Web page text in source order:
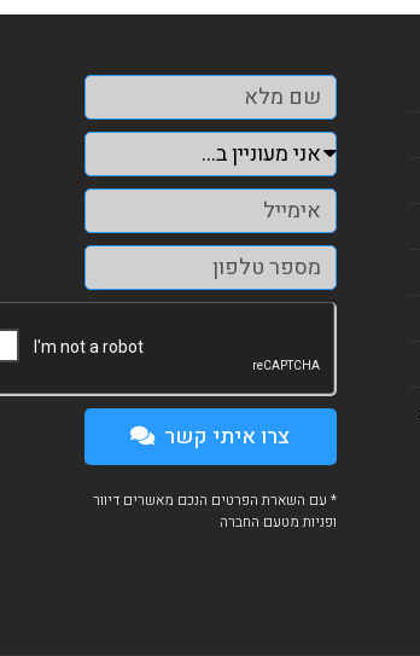
צרו איתי קשר
* עם השארת הפרטים הנכם מאשרים דיוור
ופניות מטעם החברה